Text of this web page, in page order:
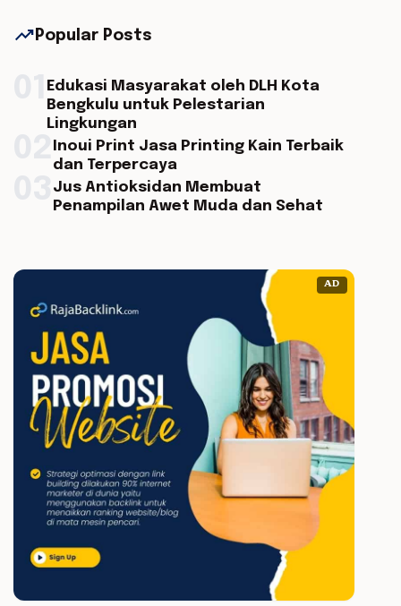
trending_up Popular Posts
Edukasi Masyarakat oleh DLH Kota
Bengkulu untuk Pelestarian
Lingkungan
Inoui Print Jasa Printing Kain Terbaik
dan Terpercaya
Jus Antioksidan Membuat
Penampilan Awet Muda dan Sehat
AD